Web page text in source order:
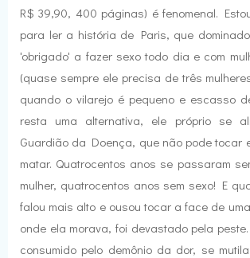
R$ 39,90, 400 páginas) é fenomenal.
para ler a história de Paris, que
'obrigado' a fazer sexo todo dia e com
(quase sempre ele precisa de três
quando o vilarejo é pequeno e escasso
resta uma alternativa, ele próprio se
Guardião da Doença, que não pode tocar
matar. Quatrocentos anos se passaram
mulher, quatrocentos anos sem sexo! E
falou mais alto e ousou tocar a face de
onde ela morava, foi devastado pela
consumido pelo demônio da dor, se